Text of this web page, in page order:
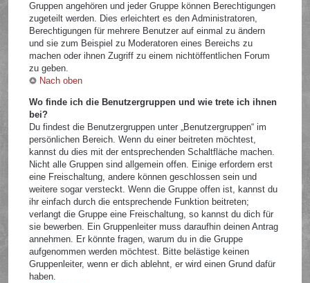
Gruppen angehören und jeder Gruppe können Berechtigungen
zugeteilt werden. Dies erleichtert es den Administratoren,
Berechtigungen für mehrere Benutzer auf einmal zu ändern
und sie zum Beispiel zu Moderatoren eines Bereichs zu
machen oder ihnen Zugriff zu einem nichtöffentlichen Forum
zu geben.
Nach oben
Wo finde ich die Benutzergruppen und wie trete ich ihnen
bei?
Du findest die Benutzergruppen unter „Benutzergruppen“ im
persönlichen Bereich. Wenn du einer beitreten möchtest,
kannst du dies mit der entsprechenden Schaltfläche machen.
Nicht alle Gruppen sind allgemein offen. Einige erfordern erst
eine Freischaltung, andere können geschlossen sein und
weitere sogar versteckt. Wenn die Gruppe offen ist, kannst du
ihr einfach durch die entsprechende Funktion beitreten;
verlangt die Gruppe eine Freischaltung, so kannst du dich für
sie bewerben. Ein Gruppenleiter muss daraufhin deinen Antrag
annehmen. Er könnte fragen, warum du in die Gruppe
aufgenommen werden möchtest. Bitte belästige keinen
Gruppenleiter, wenn er dich ablehnt, er wird einen Grund dafür
haben.